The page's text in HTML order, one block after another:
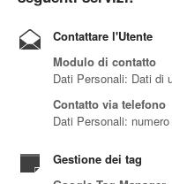
Contattare l'Utente
Modulo di contatto
Dati Personali: Dati di
Contatto via telefono
Dati Personali:
Gestione dei tag